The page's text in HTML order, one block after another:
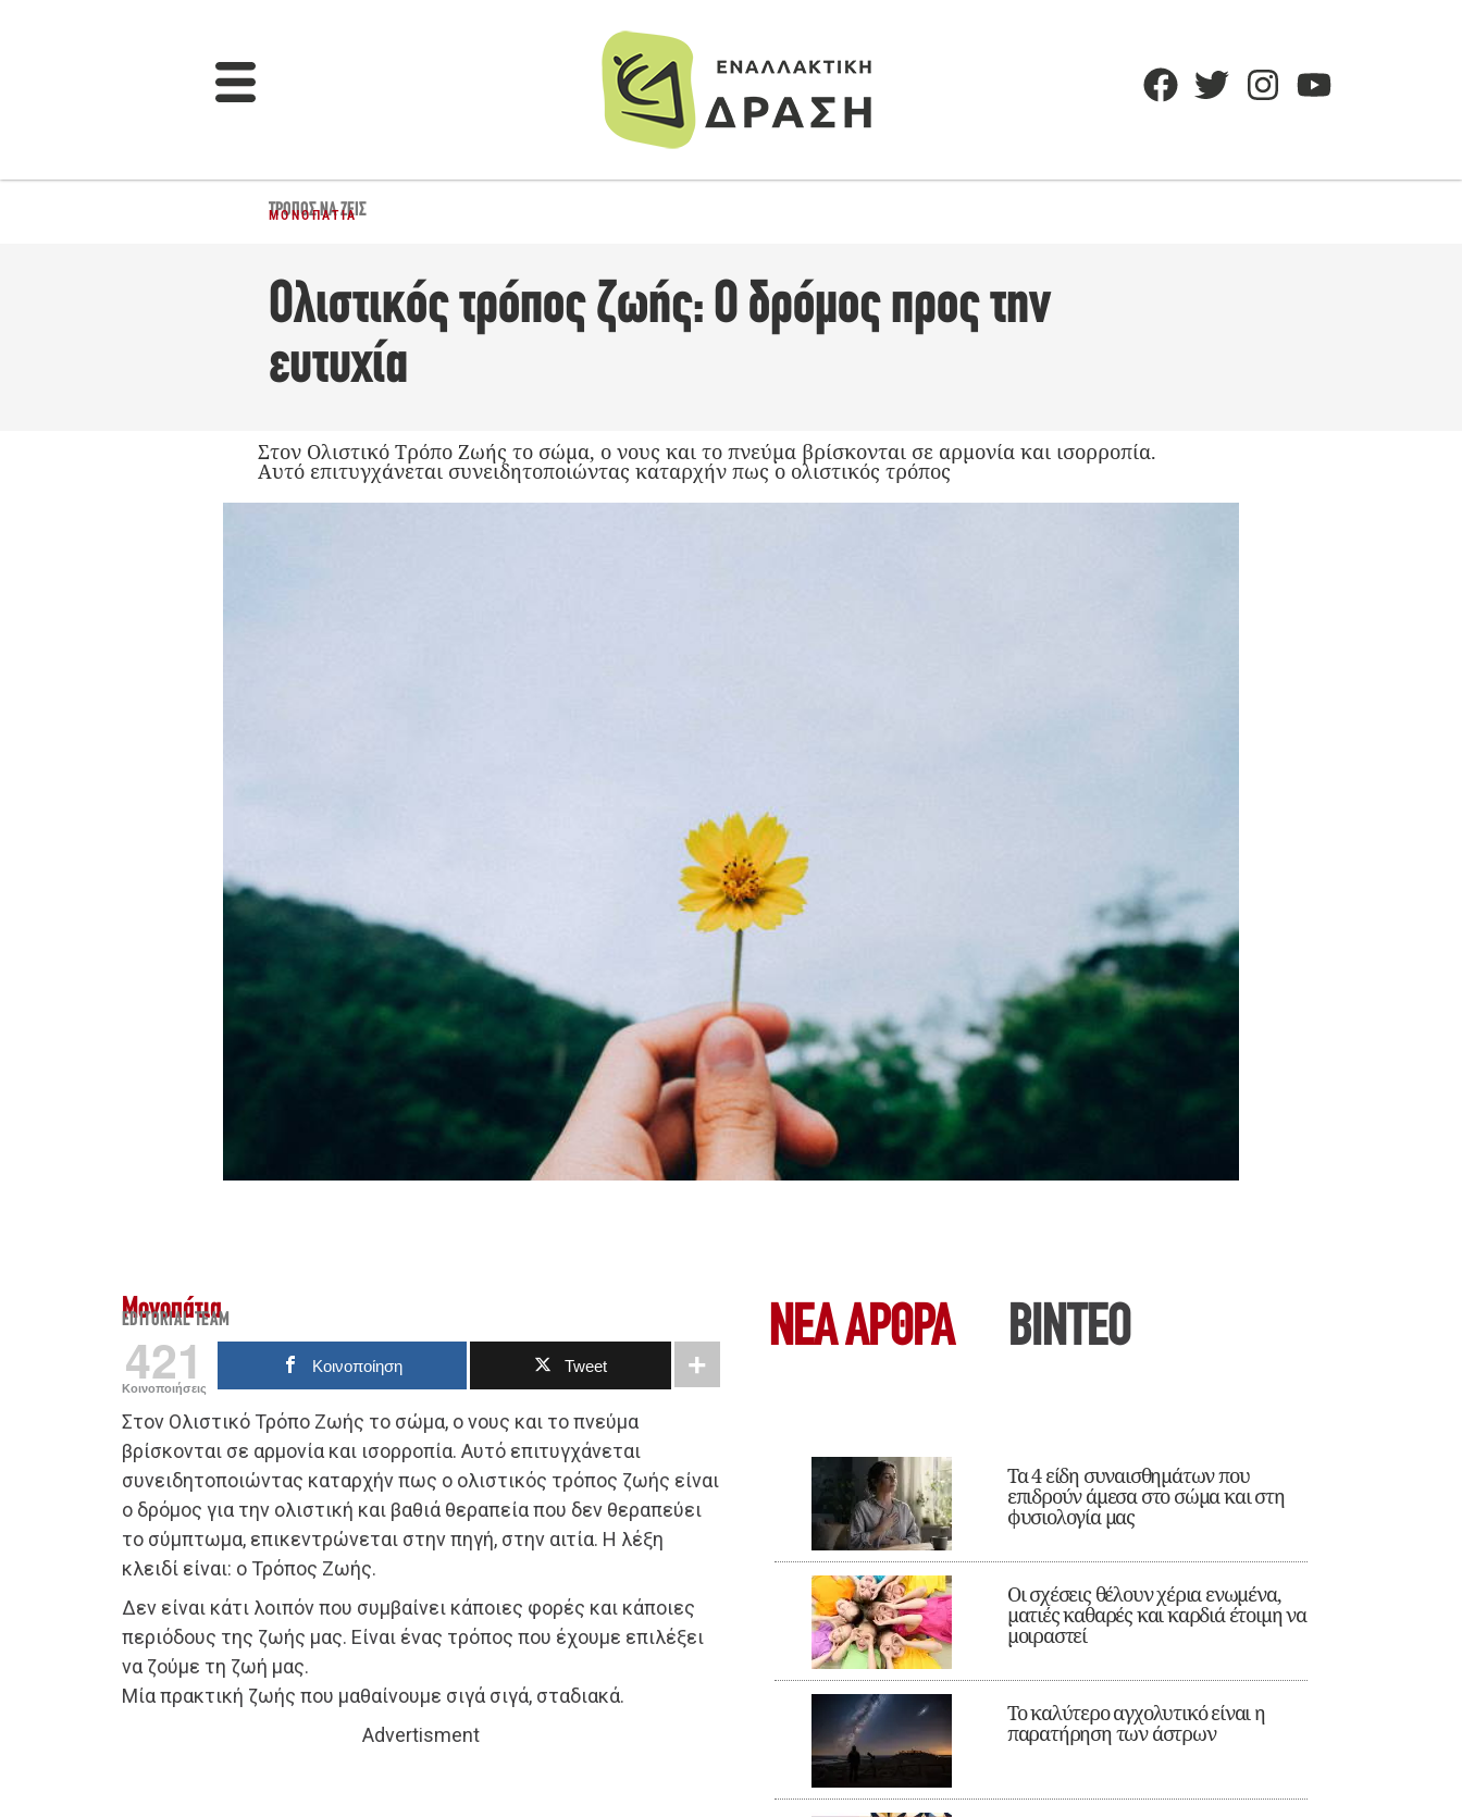
ΤΡΌΠΟΣ ΝΑ ΖΕΙΣ
ΜΟΝΟΠΆΤΙΑ
Ολιστικός τρόπος ζωής: Ο δρόμος προς την
ευτυχία
Στον Ολιστικό Τρόπο Ζωής το σώμα, ο νους και το πνεύμα βρίσκονται σε αρμονία και ισορροπία.
Αυτό επιτυγχάνεται συνειδητοποιώντας καταρχήν πως ο ολιστικός τρόπος
Μονοπάτια
EDITORIAL TEAM
421
Κοινοποιήσεις
Κοινοποίηση Tweet
Στον Ολιστικό Τρόπο Ζωής το σώμα, ο νους και το πνεύμα
βρίσκονται σε αρμονία και ισορροπία. Αυτό επιτυγχάνεται
συνειδητοποιώντας καταρχήν πως ο ολιστικός τρόπος ζωής είναι
ο δρόμος για την ολιστική και βαθιά θεραπεία που δεν θεραπεύει
το σύμπτωμα, επικεντρώνεται στην πηγή, στην αιτία. Η λέξη
κλειδί είναι: ο Τρόπος Ζωής.
Δεν είναι κάτι λοιπόν που συμβαίνει κάποιες φορές και κάποιες
περιόδους της ζωής μας. Είναι ένας τρόπος που έχουμε επιλέξει
να ζούμε τη ζωή μας.
Μία πρακτική ζωής που μαθαίνουμε σιγά σιγά, σταδιακά.
Advertisment
ΝΕΑ ΆΡΘΡΑ ΒΙΝΤΕΟ
Τα 4 είδη συναισθημάτων που
επιδρούν άμεσα στο σώμα και στη
φυσιολογία μας
Οι σχέσεις θέλουν χέρια ενωμένα,
ματιές καθαρές και καρδιά έτοιμη να
μοιραστεί
Το καλύτερο αγχολυτικό είναι η
παρατήρηση των άστρων